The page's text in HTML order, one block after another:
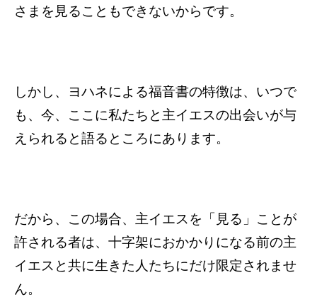
さまを見ることもできないからです。
しかし、ヨハネによる福音書の特徴は、いつで
も、今、ここに私たちと主イエスの出会いが与
えられると語るところにあります。
だから、この場合、主イエスを「見る」ことが
許される者は、十字架におかかりになる前の主
イエスと共に生きた人たちにだけ限定されませ
ん。